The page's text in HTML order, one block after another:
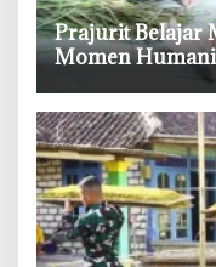
‎Prajurit Belajar
Momen